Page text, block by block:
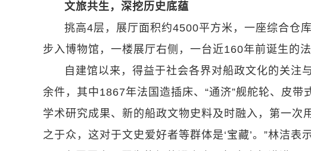
文旅共生，深挖历史底蕴
挑高4层，展厅面积约4500平方米，一座综合仓
步入博物馆，一楼展厅右侧，一台近160年前诞生的
自建馆以来，得益于社会各界对船政文化的关
余件，其中1867年法国造插床、“通济”舰舵轮、皮
学术研究成果、新的船政文物史料及时融入，第一次
之于众，这对于文史爱好者等群体是‘宝藏’。”林洁表示